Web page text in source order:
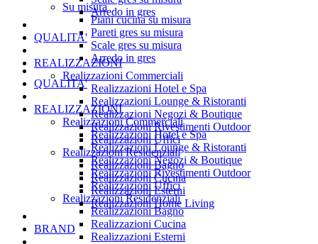
Su misura
Piani cucina su misura
Pareti gres su misura
Scale gres su misura
Arredo in gres
QUALITA'
REALIZZAZIONI
Realizzazioni Commerciali
Realizzazioni Hotel e Spa
Realizzazioni Lounge & Ristoranti
Realizzazioni Negozi & Boutique
Realizzazioni Rivestimenti Outdoor
Realizzazioni Uffici
Realizzazioni Residenziali
Realizzazioni Bagno
Realizzazioni Cucina
Realizzazioni Esterni
Arredo in gres
QUALITA'
REALIZZAZIONI
Realizzazioni Commerciali
Realizzazioni Hotel e Spa
Realizzazioni Lounge & Ristoranti
Realizzazioni Negozi & Boutique
Realizzazioni Rivestimenti Outdoor
Realizzazioni Uffici
Realizzazioni Residenziali
Realizzazioni Bagno
Realizzazioni Cucina
Realizzazioni Esterni
Realizzazioni Home Living
BRAND